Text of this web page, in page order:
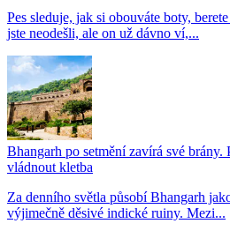
Pes sleduje, jak si obouváte boty,
jste neodešli, ale on už dávno ví,...
Bhangarh po setmění zavírá své
vládnout kletba
Za denního světla působí Bhangarh
výjimečně děsivé indické ruiny. Mezi...